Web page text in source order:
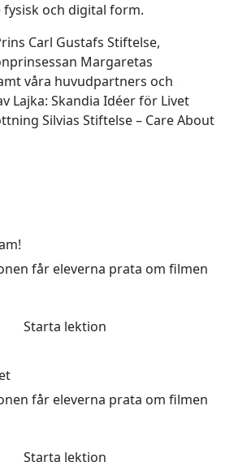
fysisk och digital form.
Carl Gustafs Stiftelse,
Margaretas
våra huvudpartners och
Lajka: Skandia Idéer för Livet
Silvias Stiftelse – Care About
får eleverna prata om filmen
Starta lektion
får eleverna prata om filmen
Starta lektion